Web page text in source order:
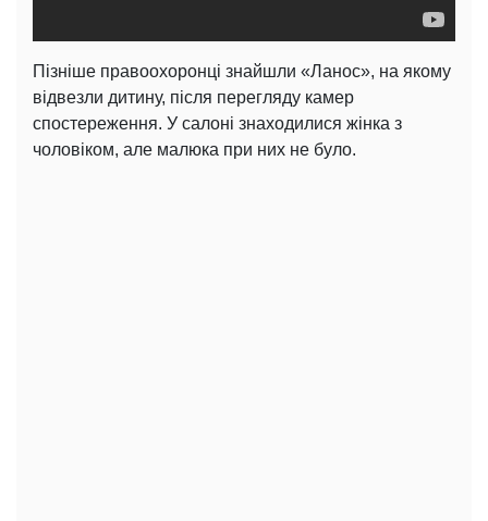
Пізніше правоохоронці знайшли «Ланос», на якому
відвезли дитину, після перегляду камер
спостереження. У салоні знаходилися жінка з
чоловіком, але малюка при них не було.